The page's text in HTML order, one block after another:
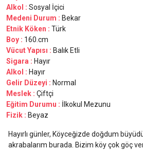
Alkol : Sosyal İçici
Medeni Durum : Bekar
Etnik Köken : Türk
Boy : 160.cm
Vücut Yapısı : Balık Etli
Sigara : Hayır
Alkol : Hayır
Gelir Düzeyi : Normal
Meslek : Çiftçi
Eğitim Durumu : İlkokul Mezunu
Fizik : Beyaz
Hayırlı günler, Köyceğizde doğdum
akrabalarım burada. Bizim köy çok göç